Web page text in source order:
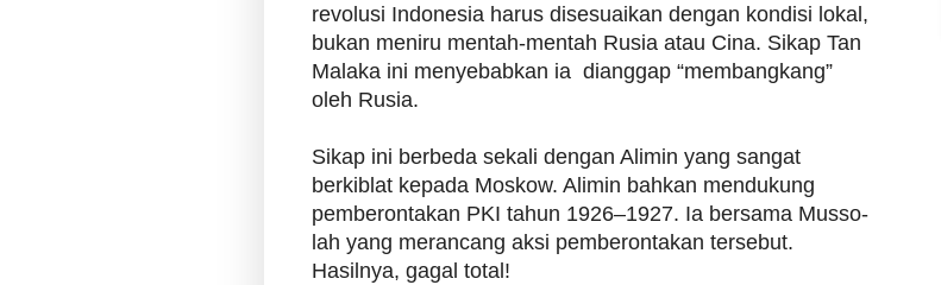
revolusi Indonesia harus disesuaikan dengan kondisi lokal,
bukan meniru mentah-mentah Rusia atau Cina. Sikap Tan
Malaka ini menyebabkan ia dianggap “membangkang”
oleh Rusia.
Sikap ini berbeda sekali dengan Alimin yang sangat
berkiblat kepada Moskow. Alimin bahkan mendukung
pemberontakan PKI tahun 1926–1927. Ia bersama Musso-
lah yang merancang aksi pemberontakan tersebut.
Hasilnya, gagal total!